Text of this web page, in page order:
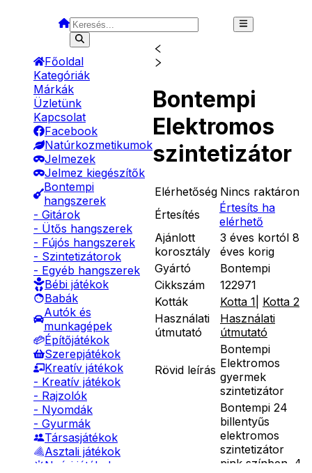
Főoldal
Kategóriák
Márkák
Üzletünk
Kapcsolat
Facebook
Natúrkozmetikumok
Jelmezek
Jelmez kiegészítők
Bontempi
hangszerek
- Gitárok
- Ütős hangszerek
- Fújós hangszerek
- Szintetizátorok
- Egyéb hangszerek
Bébi játékok
Babák
Autók és
munkagépek
Építőjátékok
Szerepjátékok
Kreatív játékok
- Kreatív játékok
- Rajzolók
- Nyomdák
- Gyurmák
Társasjátékok
Asztali játékok
Nyári játékok
Bontempi
Elektromos
szintetizátor
Elérhetőség Nincs raktáron
Értesítés
Értesíts ha
elérhető
Ajánlott
korosztály
3 éves kortól 8
éves korig
Gyártó
Bontempi
Cikkszám
122971
Kották
Kotta 1 Kotta 2
Használati
útmutató
Használati
útmutató
Rövid leírás
Bontempi
Elektromos
gyermek
szintetizátor
Bontempi 24
billentyűs
elektromos
szintetizátor
pink színben. 4